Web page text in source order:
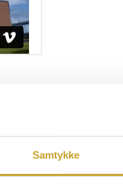
Samtykke
på, hvordan du